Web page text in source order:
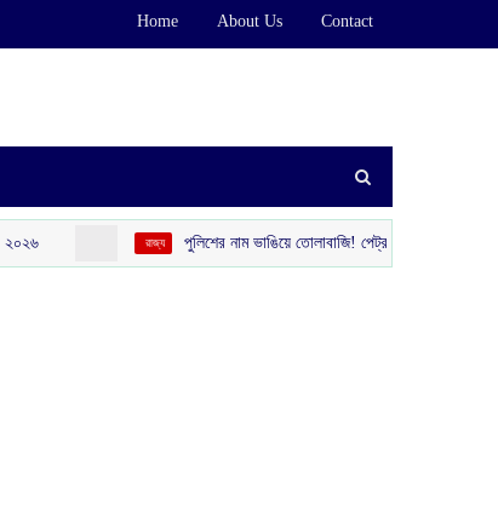
Home About Us Contact
পুলিশের নাম ভাঙিয়ে তোলাবাজি! পেট্রাপোল সীমান্ত এলাকা